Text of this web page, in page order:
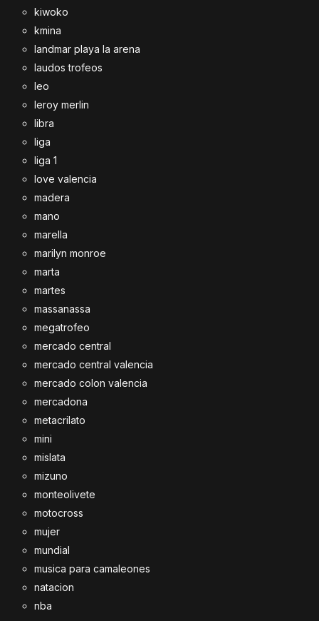
kiwoko
kmina
landmar playa la arena
laudos trofeos
leo
leroy merlin
libra
liga
liga 1
love valencia
madera
mano
marella
marilyn monroe
marta
martes
massanassa
megatrofeo
mercado central
mercado central valencia
mercado colon valencia
mercadona
metacrilato
mini
mislata
mizuno
monteolivete
motocross
mujer
mundial
musica para camaleones
natacion
nba